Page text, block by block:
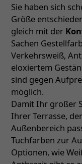
Sie haben sich
Größe
gleich mit der
Sachen
Verkehrsweiß,
eloxiertem
sind gegen
möglich.
Damit Ihr großer
Ihrer Terrasse,
Außenbereich
Tuchfarben zur
Optionen, wie